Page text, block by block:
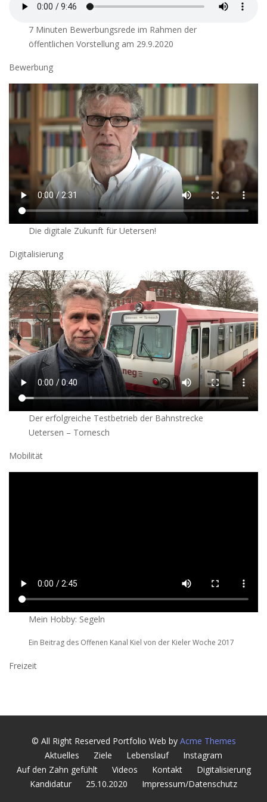
7 Minuten Bewerbungsrede im Rahmen der
öffentlichen Vorstellung am 29.9.2020
Bewerbung
Die digitale Zukunft für Uetersen!
Digitalisierung
Der erfolgreiche Testbetrieb der Bahnstrecke
Uetersen – Tornesch
Mobilität
Mein Hobby: Segeln
Ein Beitrag des Offenen Kanal Kiel von der Kieler Woche 2017
Freizeit
© All Right Reserved Portfolio Web by Acme Themes
Aktuelles
Ziele Lebenslauf
Instagram
Auf den Zahn gefühlt
Videos Kontakt
Digitalisierung
Kandidatur
25.10.2020 Impressum/Datenschutz